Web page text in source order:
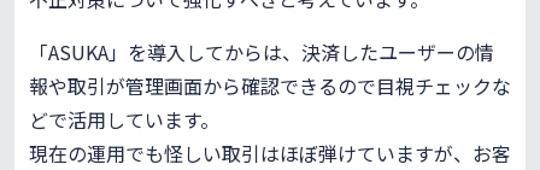
「ASUKA」を導入してからは、決済したユーザーの情
報や取引が管理画面から確認できるので目視チェックな
どで活用しています。
現在の運用でも怪しい取引はほぼ弾けていますが、お客